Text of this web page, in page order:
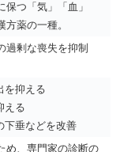
つ「気」「血」
方薬の一種。
過剰な喪失を抑制
を抑える
える
下垂などを改善
め、専門家の診断の